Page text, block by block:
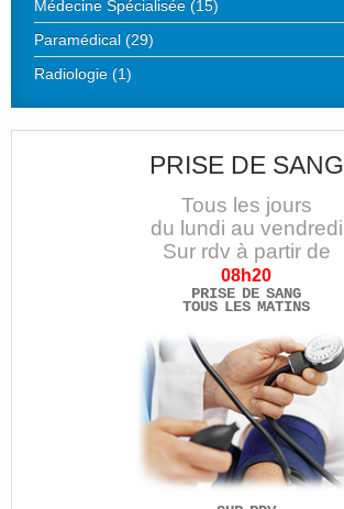
Médecine Spécialisée (15)
Paramédical (29)
Radiologie (1)
PRISE DE SANG
Tous les jours
du lundi au vendredi
Sur rdv à partir de
08h20
PRISE DE SANG
TOUS LES MATINS